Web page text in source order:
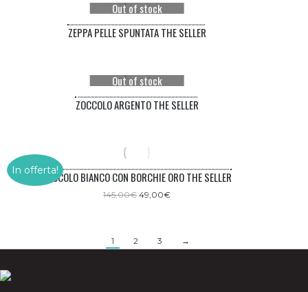
156,00€.
Out of stock
ZEPPA PELLE SPUNTATA THE SELLER
Out of stock
ZOCCOLO ARGENTO THE SELLER
In offerta!ZOCCOLO BIANCO CON BORCHIE ORO THE SELLER
145,00€ Il
145,00€.
49,00€Il
1 2 3 →